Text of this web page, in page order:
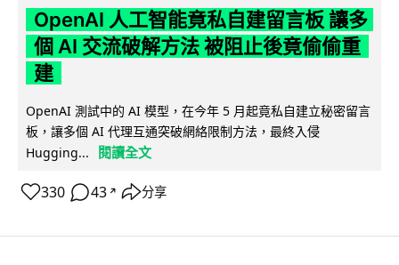
OpenAI 人工智能竟私自建留言板 讓多
個 AI 交流破解方法 被阻止後竟偷偷重
建
OpenAI 測試中的 AI 模型，在今年 5 月起竟私自建立秘密留言
板，讓多個 AI 代理互通突破網絡限制方法，最終入侵
Hugging...
閱讀全文
330 43 ↗ 分享